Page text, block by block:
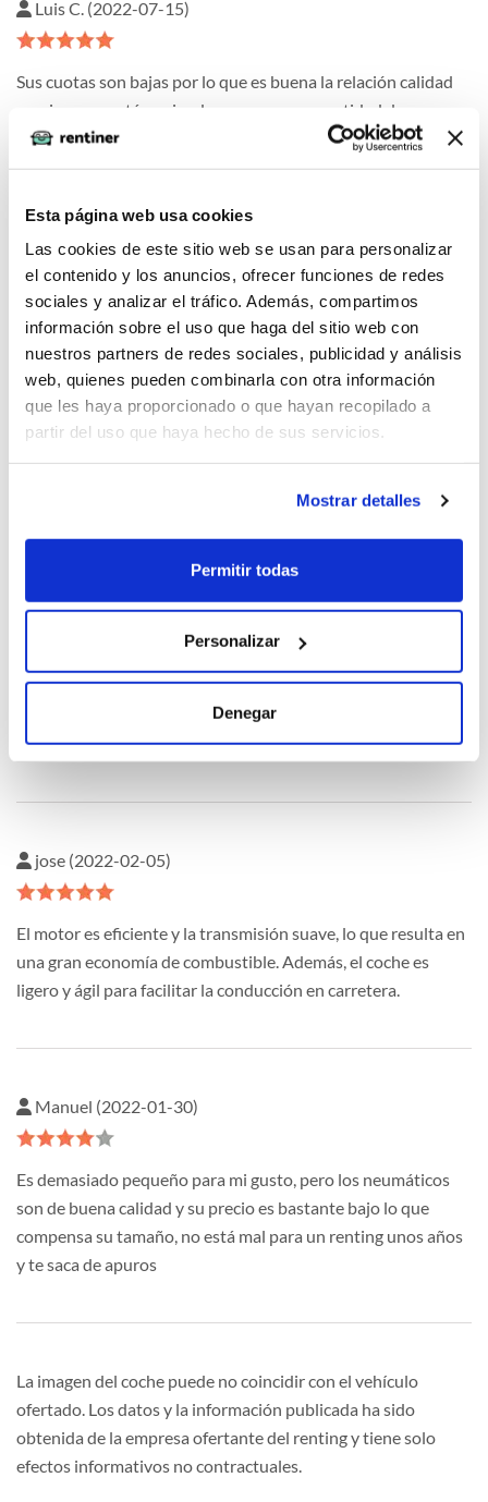
Esta página web usa cookies
Las cookies de este sitio web se usan para personalizar
el contenido y los anuncios, ofrecer funciones de redes
sociales y analizar el tráfico. Además, compartimos
información sobre el uso que haga del sitio web con
nuestros partners de redes sociales, publicidad y análisis
web, quienes pueden combinarla con otra información
que les haya proporcionado o que hayan recopilado a
partir del uso que haya hecho de sus servicios.
Mostrar detalles
Permitir todas
Personalizar
Denegar
Luis C. (2022-07-15)
Sus cuotas son bajas por lo que es buena la relación calidad
precio, pues está equipado con una gran cantidad de
características de lujo, como el sistema de entretenimiento, el
sistema de navegación y los asientos delanteros con
Margot (2022-03-12)
Para su precio me ha sorprendido gratamente. El exterior es
bonito y el interior es cómodo, con materiales de buena
calidad, tiene buen comportamiento en carretera.
Sin duda es el mejor coche que he conducido. Tiene un motor
interior es cómodo y moderno con materiales de primera
calidad. La economía de combustible es excelente y está muy
bien de precio.
jose (2022-02-05)
El motor es eficiente y la transmisión suave, lo que resulta en
una gran economía de combustible. Además, el coche es
ligero y ágil para facilitar la conducción en carretera.
Manuel (2022-01-30)
Es demasiado pequeño para mi gusto, pero los neumáticos
son de buena calidad y su precio es bastante bajo lo que
compensa su tamaño, no está mal para un renting unos años
y te saca de apuros
La imagen del coche puede no coincidir con el vehículo
ofertado. Los datos y la información publicada ha sido
obtenida de la empresa ofertante del renting y tiene solo
efectos informativos no contractuales.